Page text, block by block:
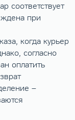
соответствует
при
когда курьер
согласно
оплатить
–